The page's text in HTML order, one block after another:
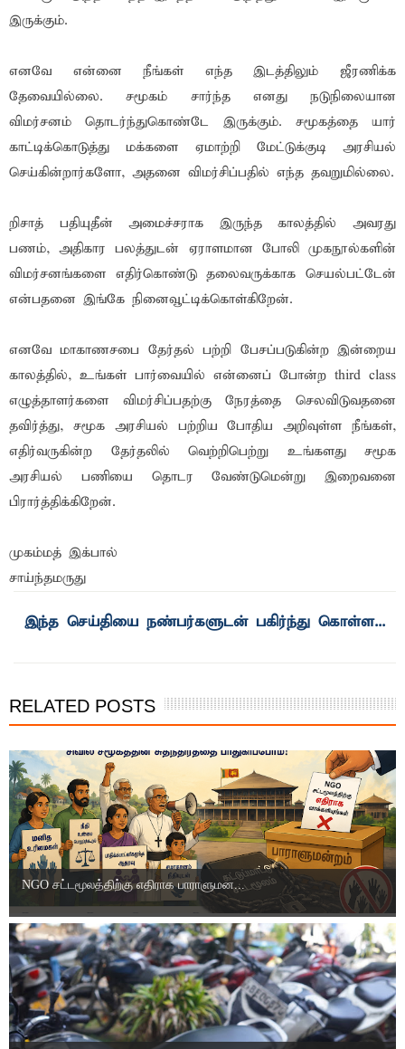
இருக்கும்.
எனவே என்னை நீங்கள் எந்த இடத்திலும் ஜீரணிக்க
தேவையில்லை. சமூகம் சார்ந்த எனது நடுநிலையான
விமர்சனம் தொடர்ந்துகொண்டே இருக்கும். சமூகத்தை யார்
காட்டிக்கொடுத்து மக்களை ஏமாற்றி மேட்டுக்குடி அரசியல்
செய்கின்றார்களோ, அதனை விமர்சிப்பதில் எந்த தவறுமில்லை.
றிசாத் பதியுதீன் அமைச்சராக இருந்த காலத்தில் அவரது
பணம், அதிகார பலத்துடன் ஏராளமான போலி முகநூல்களின்
விமர்சனங்களை எதிர்கொண்டு தலைவருக்காக செயல்பட்டேன்
என்பதனை இங்கே நினைவூட்டிக்கொள்கிறேன்.
எனவே மாகாணசபை தேர்தல் பற்றி பேசப்படுகின்ற இன்றைய
காலத்தில், உங்கள் பார்வையில் என்னைப் போன்ற third class
எழுத்தாளர்களை விமர்சிப்பதற்கு நேரத்தை செலவிடுவதனை
தவிர்த்து, சமூக அரசியல் பற்றிய போதிய அறிவுள்ள நீங்கள்,
எதிர்வருகின்ற தேர்தலில் வெற்றிபெற்று உங்களது சமூக
அரசியல் பணியை தொடர வேண்டுமென்று இறைவனை
பிரார்த்திக்கிறேன்.
முகம்மத் இக்பால்
சாய்ந்தமருது
RELATED POSTS
NGO சட்டமூலத்திற்கு எதிராக பாராளுமன...